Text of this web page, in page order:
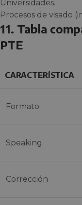
Universidades.
Procesos de visado
11. Tabla
PTE
CARACTERÍSTICA
Formato
Speaking
Corrección